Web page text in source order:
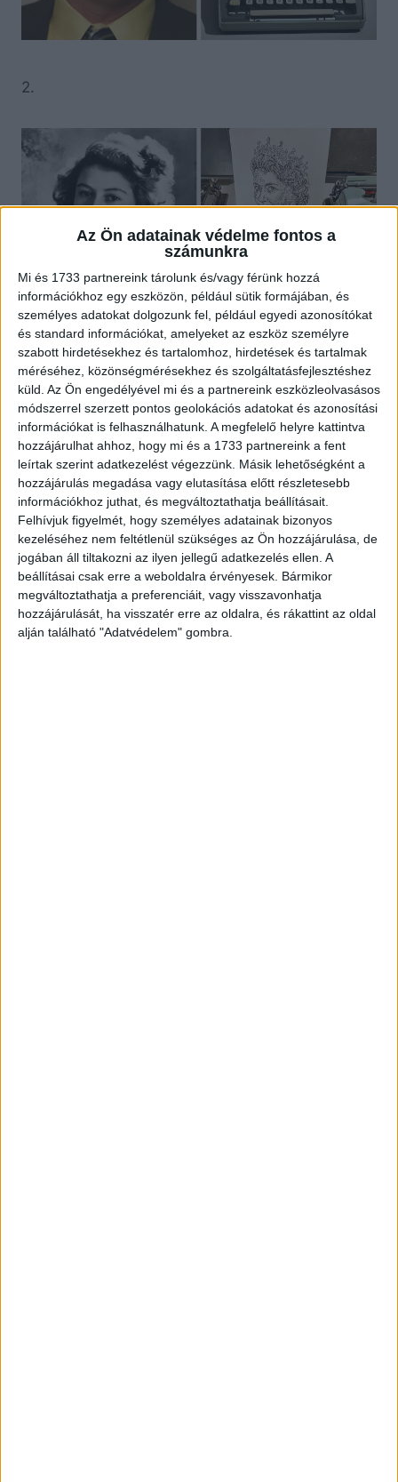
Az Ön adatainak védelme fontos a
számunkra
Mi és 1733 partnereink tárolunk és/vagy férünk hozzá
információkhoz egy eszközön, például sütik formájában, és
személyes adatokat dolgozunk fel, például egyedi azonosítókat
és standard információkat, amelyeket az eszköz személyre
szabott hirdetésekhez és tartalomhoz, hirdetések és tartalmak
méréséhez, közönségmérésekhez és szolgáltatásfejlesztéshez
küld. Az Ön engedélyével mi és a partnereink eszközleolvasásos
módszerrel szerzett pontos geolokációs adatokat és azonosítási
információkat is felhasználhatunk. A megfelelő helyre kattintva
hozzájárulhat ahhoz, hogy mi és a 1733 partnereink a fent
leírtak szerint adatkezelést végezzünk. Másik lehetőségként a
hozzájárulás megadása vagy elutasítása előtt részletesebb
információkhoz juthat, és megváltoztathatja beállításait.
Felhívjuk figyelmét, hogy személyes adatainak bizonyos
kezeléséhez nem feltétlenül szükséges az Ön hozzájárulása, de
jogában áll tiltakozni az ilyen jellegű adatkezelés ellen. A
beállításai csak erre a weboldalra érvényesek. Bármikor
megváltoztathatja a preferenciáit, vagy visszavonhatja
hozzájárulását, ha visszatér erre az oldalra, és rákattint az oldal
alján található "Adatvédelem" gombra.
2.
3.